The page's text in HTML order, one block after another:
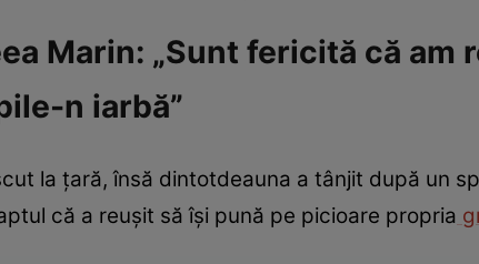
Marin: „Sunt fericită că
n iarbă”
la țară, însă dintotdeauna a tânjit după un
că a reușit să își pună pe picioare propria